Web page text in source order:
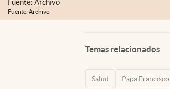
Fuente: Archivo
Fuente: Archivo
Temas relacionados
Salud Papa Francisco